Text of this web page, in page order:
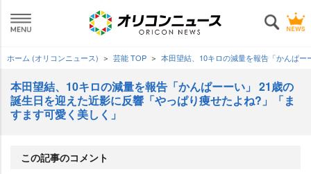
ホーム (オリコンニュース) 芸能 TOP 本田望結、10キロの減量を報告「かんぱ
本田望結、10キロの減量を報告「かんぱーーい」 21歳の
誕生日を迎えた近影に反響「やっぱり痩せたよね?」「ま
すます可愛く美しく」
この記事のコメント